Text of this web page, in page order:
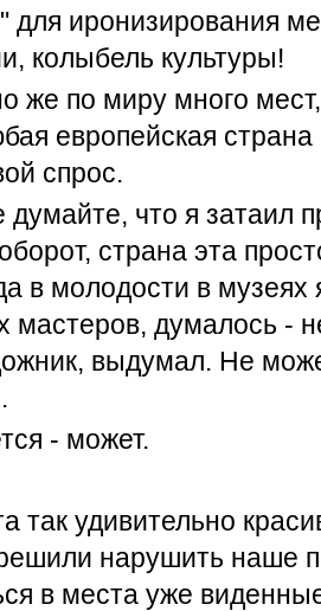
для иронизирования
колыбель культуры!
же по миру много
европейская
спрос.
думайте, что я затаил
страна эта
в молодости в музеях
мастеров, думалось -
выдумал. Не
- может.
так удивительно
нарушить наше
в места уже